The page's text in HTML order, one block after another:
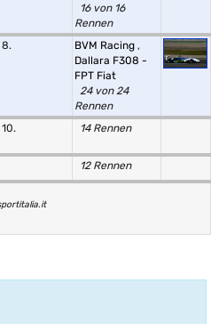
16 von 16
Rennen
8. BVM Racing ,
Dallara F308 -
FPT Fiat
24 von 24
Rennen
10. 14 Rennen
12 Rennen